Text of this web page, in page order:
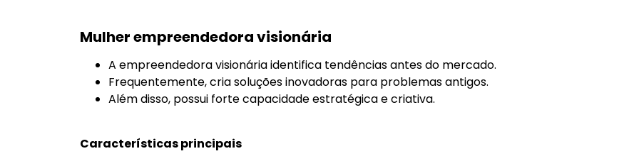
Mulher empreendedora visionária
A empreendedora visionária identifica tendências antes do mercado.
Frequentemente, cria soluções inovadoras para problemas antigos.
Além disso, possui forte capacidade estratégica e criativa.
Características principais